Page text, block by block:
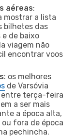
aéreas:
mostrar a lista
bilhetes das
de baixo
viagem não
encontrar voos
: os melhores
de Varsóvia
entre terça-feira
a ser mais
a época alta,
ou fora de época
pechincha.